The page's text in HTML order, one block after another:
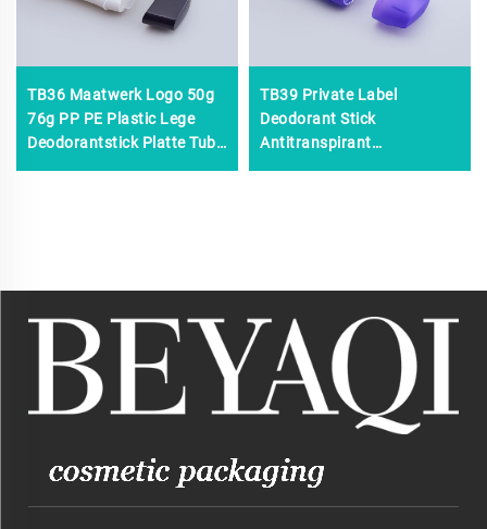
TB36 Maatwerk Logo 50g
76g PP PE Plastic Lege
Deodorantstick Platte Tube
TB39 Private Label
Deodorant Stick
Antitranspirant